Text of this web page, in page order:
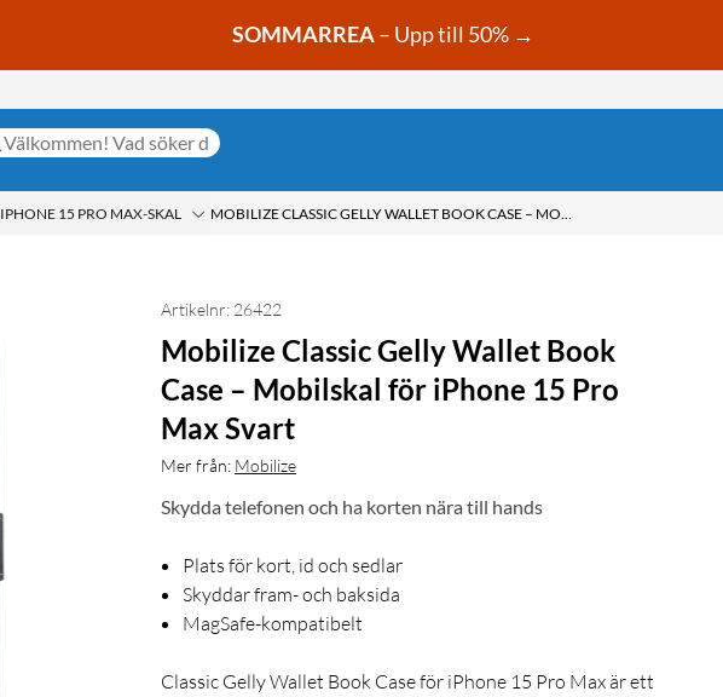
SOMMARREA– Upp till 50% →
IPHONE 15 PRO MAX-SKAL MOBILIZE CLASSIC GELLY WALLET BOOK CASE – MOBILSKAL FÖR IPHONE 15 PRO MAX SVART
Artikelnr: 26422
Mobilize Classic Gelly Wallet Book
Case – Mobilskal för iPhone 15 Pro
Max Svart
Mer från: Mobilize
Skydda telefonen och ha korten nära till hands
Plats för kort, id och sedlar
Skyddar fram- och baksida
MagSafe-kompatibelt
Classic Gelly Wallet Book Case för iPhone 15 Pro Max är ett